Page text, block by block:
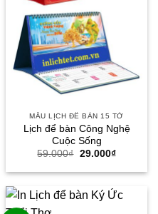
MẪU LỊCH ĐỂ BÀN 15 TỜ
Lịch để bàn Công Nghệ
Cuộc Sống
59.000₫ Giá
là:
29.000₫Giá
tại
29.000₫.